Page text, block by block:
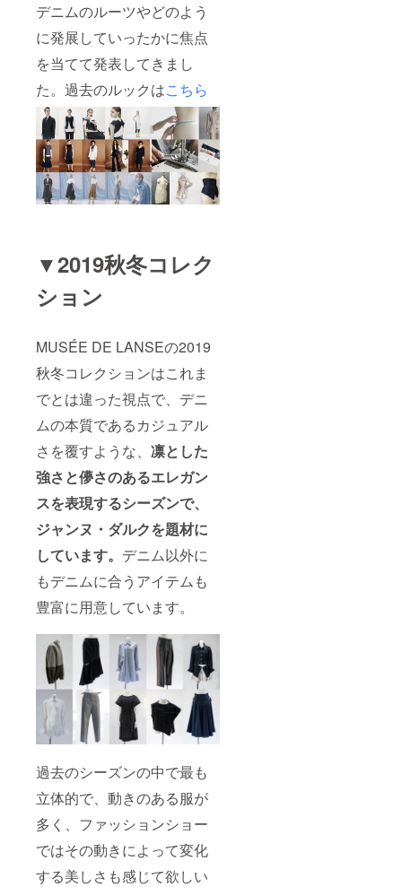
デニムのルーツやどのよう
に発展していったかに焦点
を当てて発表してきまし
た。過去のルックはこちら
▼2019秋冬コレク
ション
MUSÉE DE LANSEの2019
秋冬コレクションはこれま
でとは違った視点で、デニ
ムの本質であるカジュアル
さを覆すような、 凛とした
強さと儚さのあるエレガン
スを表現するシーズンで、
ジャンヌ・ダルクを題材に
しています。 デニム以外に
もデニムに合うアイテムも
豊富に用意しています。
過去のシーズンの中で最も
立体的で、動きのある服が
多く、ファッションショー
ではその動きによって変化
する美しさも感じて欲しい